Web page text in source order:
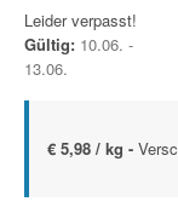
Leider verpasst!
Gültig: 10.06. -
13.06.
€ 5,98 / kg -